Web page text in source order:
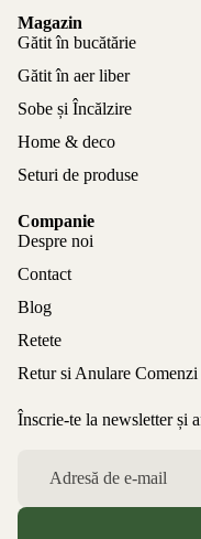
Magazin
Gătit în bucătărie
Gătit în aer liber
Sobe și Încălzire
Home & deco
Seturi de produse
Companie
Despre noi
Contact
Blog
Retete
Retur si Anulare Comenzi
Înscrie-te la newsletter și
Politica de